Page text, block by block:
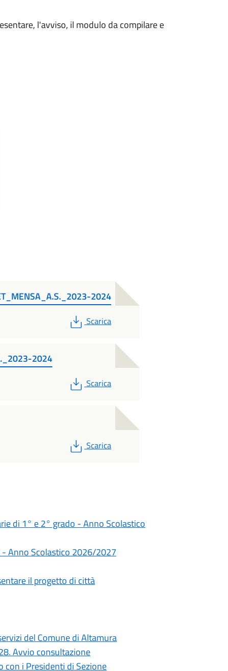
l'avviso, il modulo da compilare e
2024
PDF
Scarica
2024
PDF
Scarica
PDF
Scarica
di 1° e 2° grado - Anno Scolastico
Anno Scolastico 2026/2027
il progetto di città
del Comune di Altamura
Avvio consultazione
i Presidenti di Sezione